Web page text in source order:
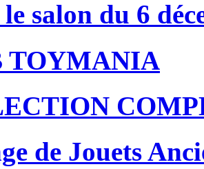
salon du 6
TOYMANIA
de Jouets